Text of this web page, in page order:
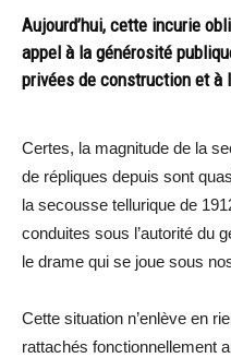
Aujourd’hui, cette incurie
appel à la générosité
privées de construction et à
Certes, la magnitude de la
de répliques depuis sont
la secousse tellurique de
conduites sous l’autorité du
le drame qui se joue sous
Cette situation n’enlève en
rattachés fonctionnellement